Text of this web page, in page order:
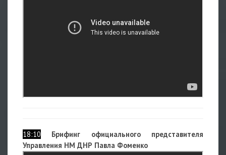
18:10
Брифинг официального представителя
Управления НМ ДНР Павла Фоменко